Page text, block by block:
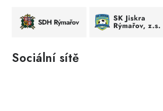
Sociální sítě